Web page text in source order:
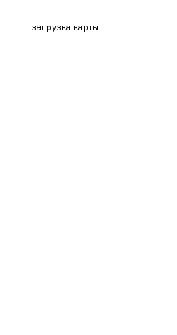
загрузка карты...